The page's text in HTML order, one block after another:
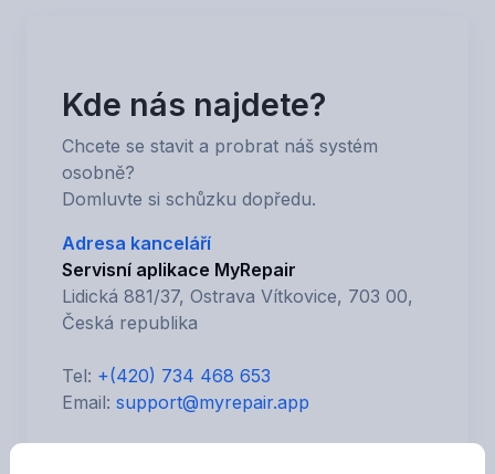
Kde nás najdete?
Chcete se stavit a probrat náš systém
osobně?
Domluvte si schůzku dopředu.
Adresa kanceláří
Servisní aplikace MyRepair
Lidická 881/37, Ostrava Vítkovice, 703 00,
Česká republika
Tel: +(420) 734 468 653
Email: support@myrepair.app